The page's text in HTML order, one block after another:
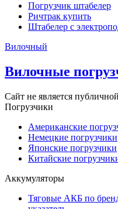
Погрузчик штабелер
Ричтрак купить
Штабелер с
Вилочный
Вилочные
Сайт не является
Погрузчики
Американские
Немецкие погрузчики
Японские погрузчики
Китайские
Аккумуляторы
Тяговые АКБ по